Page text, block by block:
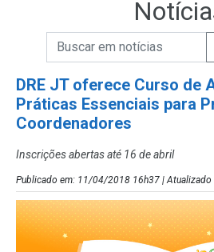
Campo de Busca
Campo de Busca de
DRE JT oferece Curso de
Práticas Essenciais para
Coordenadores
Inscrições abertas até 16 de abril
Publicado em: 11/04/2018 16h37 |